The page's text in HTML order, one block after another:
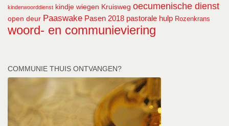
kinderwoorddienst kindje wiegen Kruisweg oecumenische dienst
open deur Paaswake Pasen 2018 pastorale hulp Rozenkrans
woord- en communieviering
COMMUNIE THUIS ONTVANGEN?